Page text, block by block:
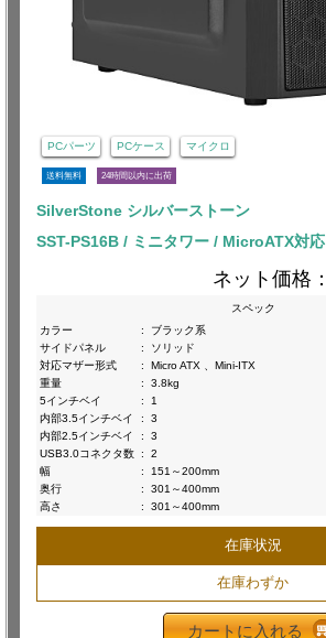
PCパーツ PCケース マイクロ
送料無料 24時間以内に出荷
SilverStone シルバーストーン
SST-PS16B / ミニタワー / MicroATX対応
ネット価格：
スペック
カラー
:
ブラック系
サイドパネル
:
ソリッド
対応マザー形式
:
Micro ATX 、Mini-ITX
重量
:
3.8kg
5インチベイ
:
1
内部3.5インチベイ
:
3
内部2.5インチベイ
:
3
USB3.0コネクタ数 :
2
幅
:
151～200mm
奥行
:
301～400mm
高さ
: 301～400mm
在庫状況
在庫わずか
カートに入れる